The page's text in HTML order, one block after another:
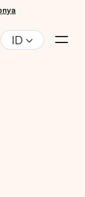
ID